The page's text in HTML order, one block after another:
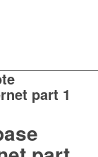
part 1